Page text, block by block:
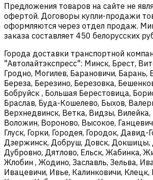
Предложения товаров на сайте не
офертой. Договоры купли-продажи
оформляются через отдел продаж.
заказа составляет 450 белорусских
Города доставки транспортной
"Автолайтэкспресс": Минск, Брест,
Гродно, Могилев, Барановичи, Барань,
Береза, Березино, Березовка,
Бобруйск , Большая Берестовица,
Браслав, Буда-Кошелево, Быхов,
Верхнедвинск, Ветка, Видзы, Вилейка,
Воложин, Вороново, Высокое,
Глуск, Горки, Городея, Городок, Давид-
Дзержинск, Добруш, Довск, Докшицы,
Дубровно, Дятлово, Ельск, Жабинка,
Жлобин , Жодино, Заславль, Зельва,
Ивацевичи, Ивье, Калинковичи, Клецк,